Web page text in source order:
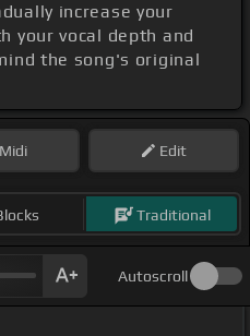
increase your
your vocal depth and
the song's original
Midi Edit
Traditional
Autoscroll